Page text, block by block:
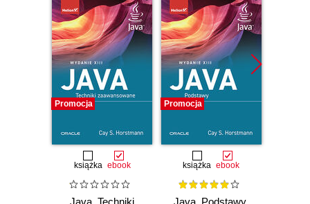
Promocja
książka ebook
Promocja
książka ebook